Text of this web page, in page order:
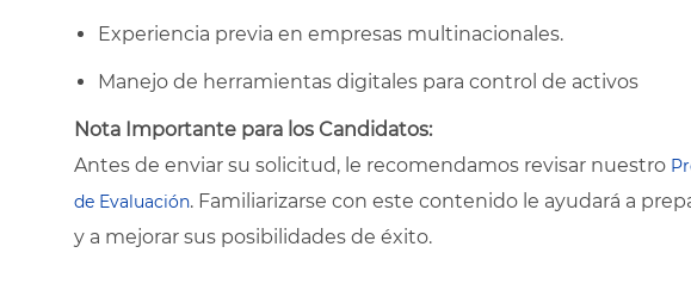
Experiencia previa en empresas multinacionales.
Manejo de herramientas digitales para control de activos
Nota Importante para los Candidatos:
Antes de enviar su solicitud, le recomendamos revisar nuestro
de Evaluación. Familiarizarse con este contenido le ayudará a
y a mejorar sus posibilidades de éxito.